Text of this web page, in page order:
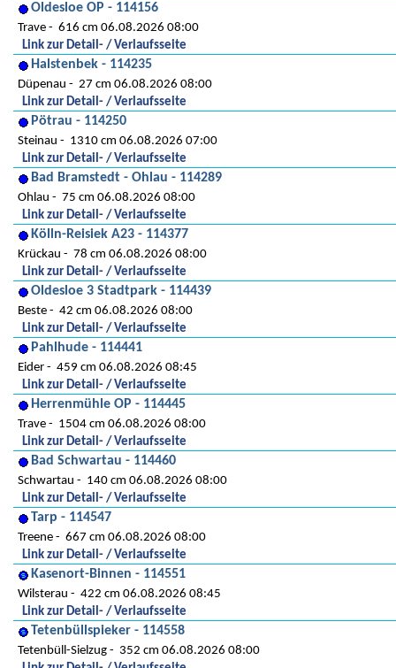
Oldesloe OP - 114156
Trave
616 cm 06.08.2026 08:00
Link zur Detail- / Verlaufsseite
Halstenbek - 114235
Düpenau
27 cm 06.08.2026 08:00
Link zur Detail- / Verlaufsseite
Pötrau - 114250
Steinau
1310 cm 06.08.2026 07:00
Link zur Detail- / Verlaufsseite
Bad Bramstedt - Ohlau - 114289
Ohlau
75 cm 06.08.2026 08:00
Link zur Detail- / Verlaufsseite
Kölln-Reisiek A23 - 114377
Krückau
78 cm 06.08.2026 08:00
Link zur Detail- / Verlaufsseite
Oldesloe 3 Stadtpark - 114439
Beste
42 cm 06.08.2026 08:00
Link zur Detail- / Verlaufsseite
Pahlhude - 114441
Eider
459 cm 06.08.2026 08:45
Link zur Detail- / Verlaufsseite
Herrenmühle OP - 114445
Trave
1504 cm 06.08.2026 08:00
Link zur Detail- / Verlaufsseite
Bad Schwartau - 114460
Schwartau
140 cm 06.08.2026 08:00
Link zur Detail- / Verlaufsseite
Tarp - 114547
Treene
667 cm 06.08.2026 08:00
Link zur Detail- / Verlaufsseite
Kasenort-Binnen - 114551
Wilsterau
422 cm 06.08.2026 08:45
Link zur Detail- / Verlaufsseite
Tetenbüllspieker - 114558
Tetenbüll-Sielzug
352 cm 06.08.2026 08:00